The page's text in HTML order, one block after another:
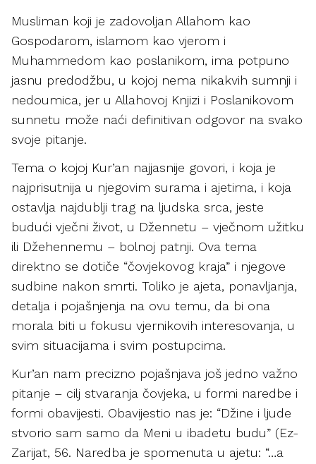
Musliman koji je zadovoljan Allahom kao
Gospodarom, islamom kao vjerom i
Muhammedom kao poslanikom, ima potpuno
jasnu predodžbu, u kojoj nema nikakvih sumnji i
nedoumica, jer u Allahovoj Knjizi i Poslanikovom
sunnetu može naći definitivan odgovor na svako
svoje pitanje.
Tema o kojoj Kur’an najjasnije govori, i koja je
najprisutnija u njegovim surama i ajetima, i koja
ostavlja najdublji trag na ljudska srca, jeste
budući vječni život, u Džennetu – vječnom užitku
ili Džehennemu – bolnoj patnji. Ova tema
direktno se dotiče “čovjekovog kraja” i njegove
sudbine nakon smrti. Toliko je ajeta, ponavljanja,
detalja i pojašnjenja na ovu temu, da bi ona
morala biti u fokusu vjernikovih interesovanja, u
svim situacijama i svim postupcima.
Kur’an nam precizno pojašnjava još jedno važno
pitanje – cilj stvaranja čovjeka, u formi naredbe i
formi obavijesti. Obavijestio nas je: “Džine i ljude
stvorio sam samo da Meni u ibadetu budu” (Ez-
Zarijat, 56. Naredba je spomenuta u ajetu: “…a